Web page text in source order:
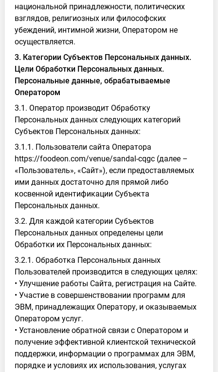
национальной принадлежности, политических
взглядов, религиозных или философских
убеждений, интимной жизни, Оператором не
осуществляется.
3. Категории Субъектов Персональных данных.
Цели Обработки Персональных данных.
Персональные данные, обрабатываемые
Оператором
3.1. Оператор производит Обработку
Персональных данных следующих категорий
Субъектов Персональных данных:
3.1.1. Пользователи сайта Оператора
https://foodeon.com/venue/sandal-cqgc (далее –
«Пользователь», «Сайт»), если предоставляемых
ими данных достаточно для прямой либо
косвенной идентификации Субъекта
Персональных данных.
3.2. Для каждой категории Субъектов
Персональных данных определены цели
Обработки их Персональных данных:
3.2.1. Обработка Персональных данных
Пользователей производится в следующих целях:
• Улучшение работы Сайта, регистрация на Сайте.
• Участие в совершенствовании программ для
ЭВМ, принадлежащих Оператору, и оказываемых
Оператором услуг.
• Установление обратной связи с Оператором и
получение эффективной клиентской технической
поддержки, информации о программах для ЭВМ,
порядке и условиях их использования, услугах